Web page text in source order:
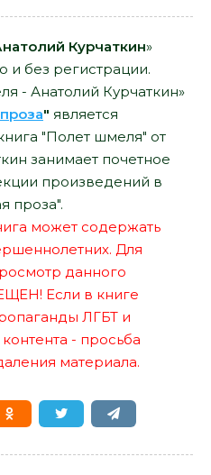
Курчаткин»
и без регистрации.
- Анатолий Курчаткин»
" является
"Полет шмеля" от
занимает почетное
произведений в
проза".
может содержать
Для
данного
Если в книге
ЛГБТ и
- просьба
материала.